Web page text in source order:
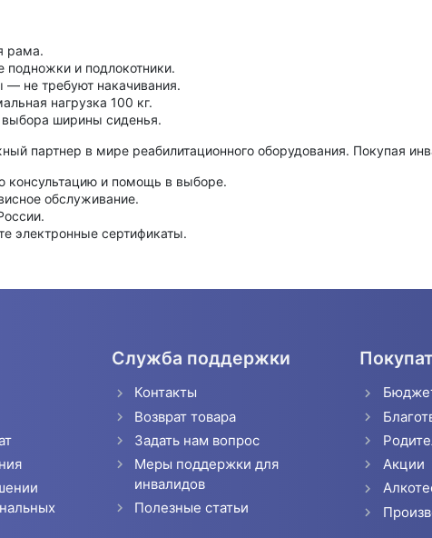
рама.
и подлокотники.
не требуют накачивания.
нагрузка 100 кг.
ширины сиденья.
партнер в мире реабилитационного оборудования. Покупая
консультацию и помощь в выборе.
обслуживание.
электронные сертификаты.
Служба поддержки
Контакты
Возврат товара
Задать нам вопрос
Меры поддержки для
инвалидов
Полезные статьи
Акции